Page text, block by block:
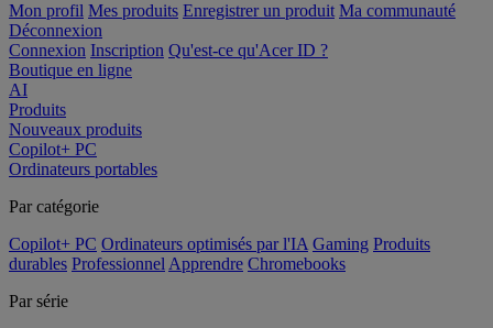
Mon profil Mes produits Enregistrer un produit Ma communauté
Déconnexion
Connexion Inscription Qu'est-ce qu'Acer ID ?
Boutique en ligne
AI
Produits
Nouveaux produits
Copilot+ PC
Ordinateurs portables
Par catégorie
Copilot+ PC Ordinateurs optimisés par l'IA Gaming Produits
durables Professionnel Apprendre Chromebooks
Par série